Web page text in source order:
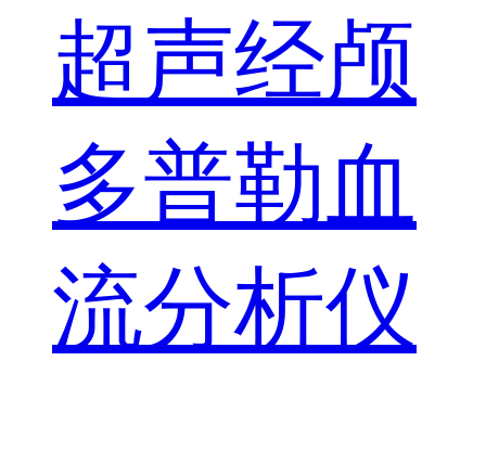
超声经颅
多普勒血
流分析仪